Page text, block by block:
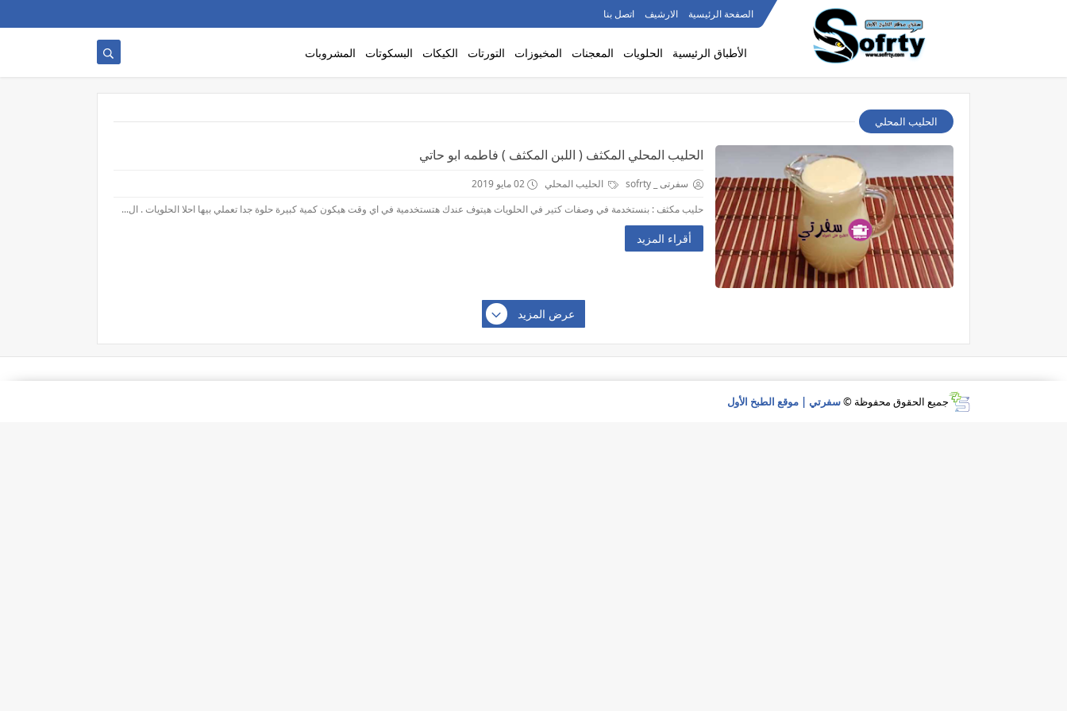
الصفحة الرئيسية الارشيف اتصل بنا
الأطباق الرئيسية الحلويات المعجنات المخبوزات التورتات الكيكات البسكوتات المشروبات
الحليب المحلي
الحليب المحلي المكثف ( اللبن المكثف ) فاطمه ابو حاتي
سفرتى _ sofrty الحليب المحلي
02 مايو 2019
حليب مكثف : بنستخدمة في وصفات كتير في الحلويات هيتوف عندك هتستخدمية في اي وقت هيكون كمية كبيرة حلوة جدا تعملي بيها احلا الحلويات . ال...
أقراء المزيد
عرض المزيد
جميع الحقوق محفوظة ©سفرتي | موقع الطبخ الأول